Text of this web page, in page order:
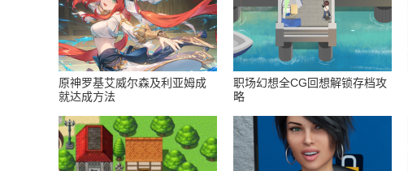
原神罗基艾威尔森及利亚姆成
就达成方法
职场幻想全CG回想解锁存档攻
略